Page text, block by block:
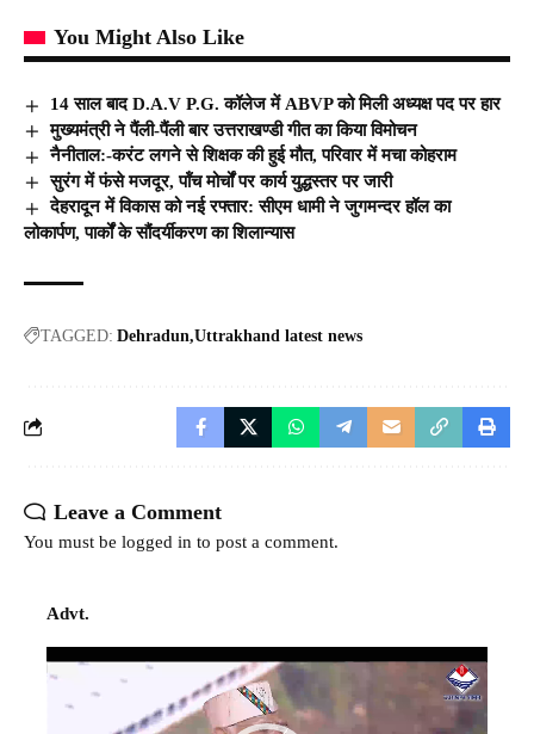
You Might Also Like
14 साल बाद D.A.V P.G. कॉलेज में ABVP को मिली अध्यक्ष पद पर हार
मुख्यमंत्री ने पैंली-पैंली बार उत्तराखण्डी गीत का किया विमोचन
नैनीताल:-करंट लगने से शिक्षक की हुई मौत, परिवार में मचा कोहराम
सुरंग में फंसे मजदूर, पॉंच मोर्चों पर कार्य युद्धस्तर पर जारी
देहरादून में विकास को नई रफ्तार: सीएम धामी ने जुगमन्दर हॉल का
लोकार्पण, पार्कों के सौंदर्यीकरण का शिलान्यास
TAGGED: Dehradun Uttrakhand latest news
Leave a Comment
You must be logged in to post a comment.
Advt.
Video